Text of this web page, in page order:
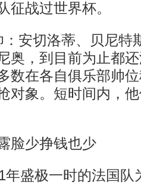
征战过世界杯。
切洛蒂、贝尼特
奥，到目前为止都
数在各自俱乐部帅
对象。短时间内，
少挣钱也少
盛极一时的法国队